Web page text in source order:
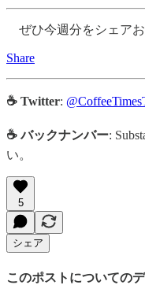
ぜひ今週分をシェア
Share
☕ Twitter:
☕ バックナンバー:
い。
5
シェア
このポストについての